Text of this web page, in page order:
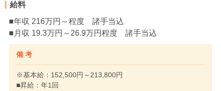
給料
■年収 216万円～程度 諸手当込
■月収 19.3万円～26.9万円程度 諸手当込
備 考
※基本給：152,500円～213,800円
■昇給：年1回